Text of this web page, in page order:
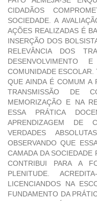
CIDADÃOS
SOCIEDADE. A
AÇÕES REALIZADAS É
INSERÇÃO DOS
RELEVÂNCIA DOS
DESENVOLVIMENTO
COMUNIDADE ESCOLAR.
QUE AINDA É COMUM A
TRANSMISSÃO DE
MEMORIZAÇÃO E NA
ESSA PRÁTICA
APRENDIZAGEM DE
VERDADES
OBSERVANDO QUE
CAMADA DA SOCIEDADE
CONTRIBUI PARA A
PLENITUDE.
LICENCIANDOS NA
FUNDAMENTO DA